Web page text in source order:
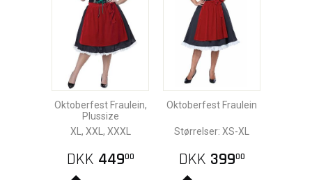
Oktoberfest Fraulein,
Plussize
XL, XXL, XXXL
DKK 44900
Oktoberfest Fraulein
Størrelser: XS-XL
DKK 39900